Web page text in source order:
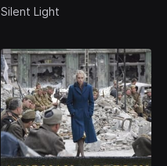
Silent Light